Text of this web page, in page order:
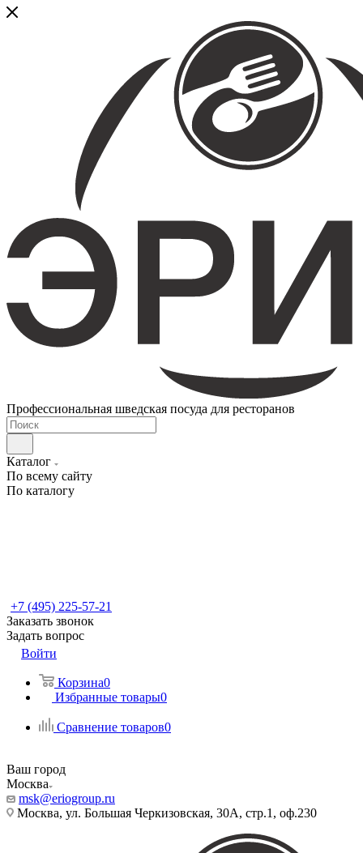
Профессиональная шведская посуда для ресторанов
Каталог
По всему сайту
По каталогу
+7 (495) 225-57-21
Заказать звонок
Задать вопрос
Войти
Корзина0
Избранные товары0
Сравнение товаров0
Ваш город
Москва
msk@eriogroup.ru
Москва, ул. Большая Черкизовская, 30А, стр.1, оф.230